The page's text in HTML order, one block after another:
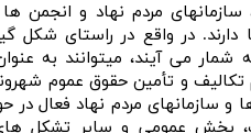
سازمانهای مردم نهاد و
در واقع در راستای شکل
شمار می آیند، میتوانند به
تکالیف و تأمین حقوق عموم
و سازمانهای مردم نهاد فعال در
بخش عمومی و سایر تشکل